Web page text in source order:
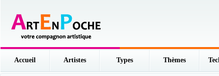
Accueil Artistes Types Thèmes